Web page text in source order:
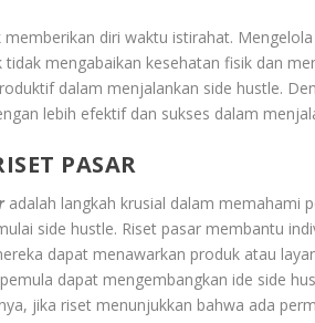
diri waktu istirahat.
tidak mengabaikan kesehatan fisik dan
dalam menjalankan side hustle.
lebih efektif dan sukses dalam
PASAR
adalah langkah krusial dalam memahami
side hustle. Riset pasar membantu
dapat menawarkan produk atau
dapat mengembangkan ide side
jika riset menunjukkan bahwa ada